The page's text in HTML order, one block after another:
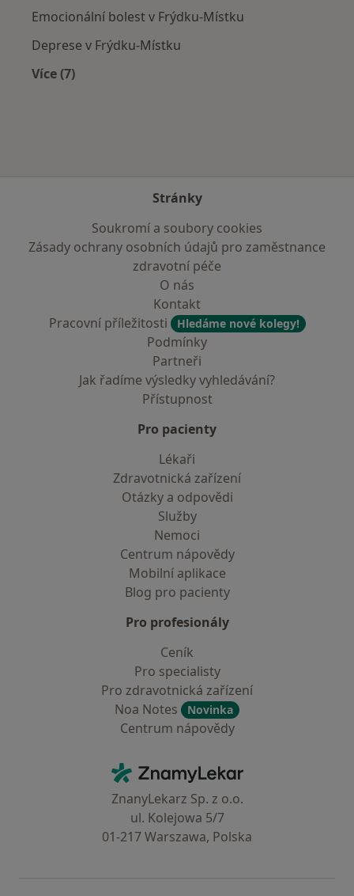
Emocionální bolest v Frýdku-Místku
Deprese v Frýdku-Místku
Více (7)
Stránky
Soukromí a soubory cookies
Zásady ochrany osobních údajů pro zaměstnance
zdravotní péče
O nás
Kontakt
Pracovní příležitosti
Hledáme nové kolegy!
Podmínky
Partneři
Jak řadíme výsledky vyhledávání?
Přístupnost
Pro pacienty
Lékaři
Zdravotnická zařízení
Otázky a odpovědi
Služby
Nemoci
Centrum nápovědy
Mobilní aplikace
Blog pro pacienty
Pro profesionály
Ceník
Pro specialisty
Pro zdravotnická zařízení
Noa Notes
Novinka
Centrum nápovědy
ZnamyLekar - Hlavní stránka
ZnanyLekarz Sp. z o.o.
ul. Kolejowa 5/7
01-217 Warszawa, Polska